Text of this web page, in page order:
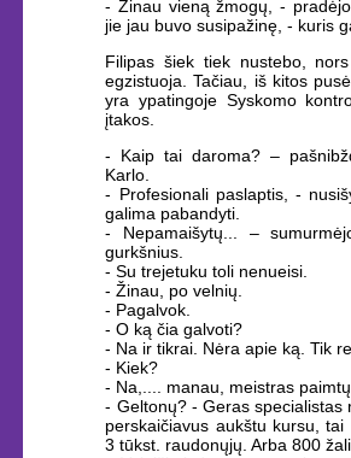
- Žinau vieną žmogų, -
jie jau buvo susipažinę, - kuris
Filipas šiek tiek nustebo,
egzistuoja. Tačiau, iš kitos
yra ypatingoje Syskomo
įtakos.
- Kaip tai daroma? –
Karlo.
- Profesionali paslaptis, -
galima pabandyti.
- Nepamaišytų... –
gurkšnius.
- Su trejetuku toli nenueisi.
- Žinau, po velnių.
- Pagalvok.
- O ką čia galvoti?
- Na ir tikrai. Nėra apie ką. Tik
- Kiek?
- Na,.... manau, meistras paimtų
- Geltonų? - Geras
perskaičiavus aukštu kursu,
3 tūkst. raudonųjų. Arba 800